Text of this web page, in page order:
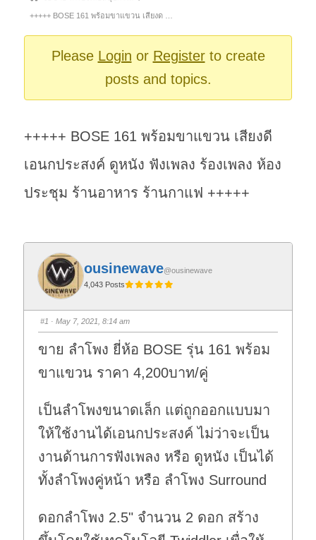
breadcrumbs
+++++ BOSE 161 พร้อมขาแขวน เสียงด …
Please Login or Registerto create
posts and topics.
+++++ BOSE 161 พร้อมขาแขวน เสียงดี
เอนกประสงค์ ดูหนัง ฟังเพลง ร้องเพลง ห้อง
ประชุม ร้านอาหาร ร้านกาแฟ +++++
ousinewave@ousinewave
4,043 Posts
#1 · May 7, 2021, 8:14 am
ขาย ลำโพง ยี่ห้อ BOSE รุ่น 161 พร้อม
ขาแขวน ราคา 4,200บาท/คู่
เป็นลำโพงขนาดเล็ก แต่ถูกออกแบบมา
ให้ใช้งานได้เอนกประสงค์ ไม่ว่าจะเป็น
งานด้านการฟังเพลง หรือ ดูหนัง เป็นได้
ทั้งลำโพงคู่หน้า หรือ ลำโพง Surround
ดอกลำโพง 2.5" จำนวน 2 ดอก สร้าง